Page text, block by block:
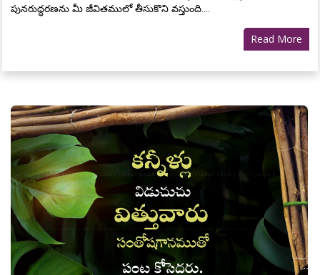
పునరుద్ధరణను మీ జీవితములో తీసుకొని వస్తుంది....
Read More